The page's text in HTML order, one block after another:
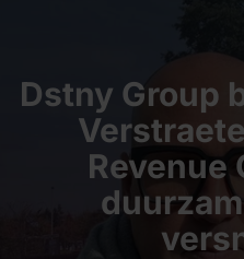
Dstny Group
Revenue